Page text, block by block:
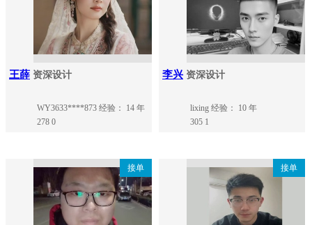
王薛 资深设计
WY3633****873 经验： 14 年
278 0
李兴 资深设计
lixing 经验： 10 年
305 1
接单 接单